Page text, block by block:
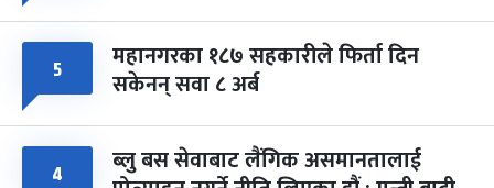
५ महानगरका १८७ सहकारीले फिर्ता दिन
सकेनन् सवा ८ अर्ब
४ ब्लु बस सेवाबाट लैंगिक असमानतालाई